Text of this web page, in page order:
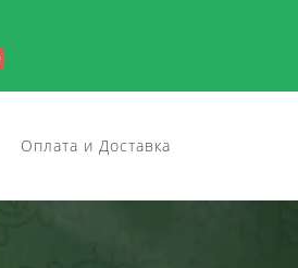
Оплата и Доставка